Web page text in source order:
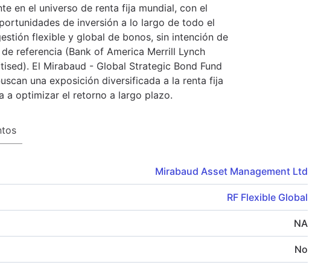
en el universo de renta fija mundial, con el
de inversión a lo largo de todo el
flexible y global de bonos, sin intención de
referencia (Bank of America Merrill Lynch
El Mirabaud - Global Strategic Bond Fund
una exposición diversificada a la renta fija
a optimizar el retorno a largo plazo.
Mirabaud Asset Management Ltd
RF Flexible Global
NA
No